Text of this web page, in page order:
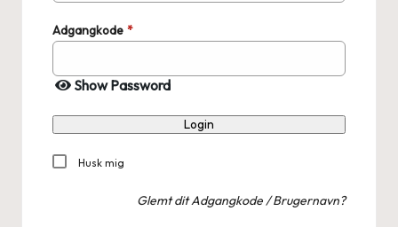
Adgangkode *
Show Password
Login
Husk mig
Glemt dit Adgangkode / Brugernavn?